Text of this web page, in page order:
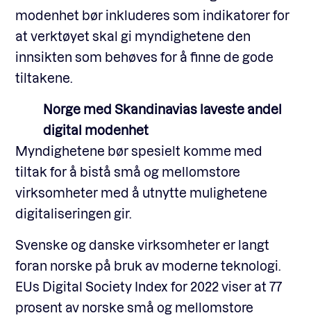
modenhet bør inkluderes som indikatorer for
at verktøyet skal gi myndighetene den
innsikten som behøves for å finne de gode
tiltakene.
Norge med Skandinavias laveste andel
digital modenhet
Myndighetene bør spesielt komme med
tiltak for å bistå små og mellomstore
virksomheter med å utnytte mulighetene
digitaliseringen gir.
Svenske og danske virksomheter er langt
foran norske på bruk av moderne teknologi.
EUs Digital Society Index for 2022 viser at 77
prosent av norske små og mellomstore